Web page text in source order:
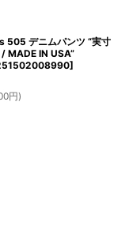
505 デニムパンツ “実寸
MADE IN USA”
]
円)